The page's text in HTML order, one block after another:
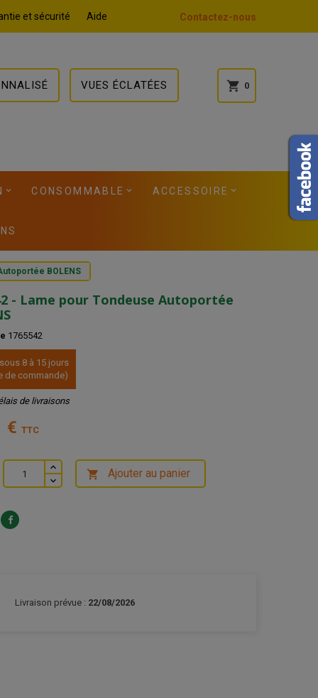
et sécurité Aide Contactez-nous
VUES ÉCLATÉES shopping_cart 0
CONSOMMABLE ACCESSOIRE
BOLENS
- Lame pour Tondeuse Autoportée
1765542
8 à 15 jours
de commande)
de livraisons
€ TTC
 Ajouter au panier
Livraison prévue : 22/08/2026